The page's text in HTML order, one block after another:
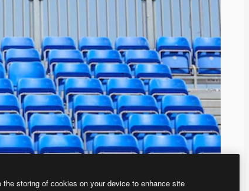
storing of cookies on your device to enhance site